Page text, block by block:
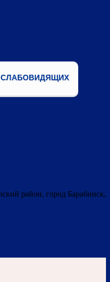
СЛАБОВИДЯЩИХ
район, город Барабинск,